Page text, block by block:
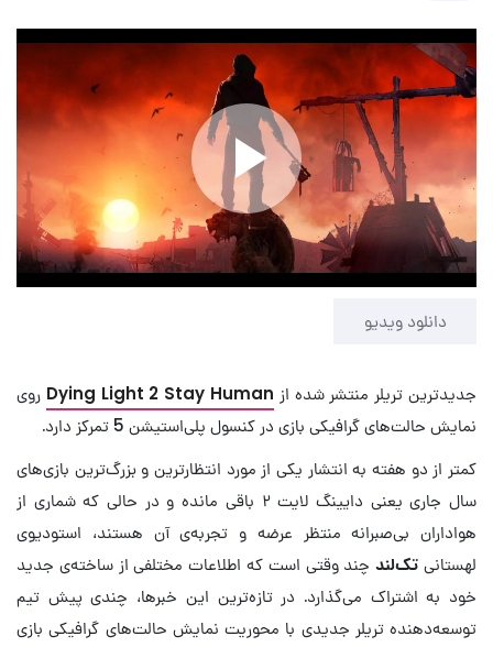
Play
دانلود ویدیو
جدیدترین تریلر منتشر شده از Dying Light 2 Stay Human روی
نمایش حالت‌های گرافیکی بازی در کنسول پلی‌استیشن 5 تمرکز دارد.
کمتر از دو هفته به انتشار یکی از مورد انتظارترین و بزرگ‌ترین بازی‌های
سال جاری یعنی دایینگ لایت ۲ باقی مانده و در حالی که شماری از
هواداران بی‌صبرانه منتظر عرضه و تجربه‌ی آن هستند، استودیوی
لهستانی تک‌لندچند وقتی است که اطلاعات مختلفی از ساخته‌ی جدید
خود به اشتراک می‌گذارد. در تازه‌ترین این خبرها، چندی پیش تیم
توسعه‌دهنده تریلر جدیدی با محوریت نمایش حالت‌های گرافیکی بازی